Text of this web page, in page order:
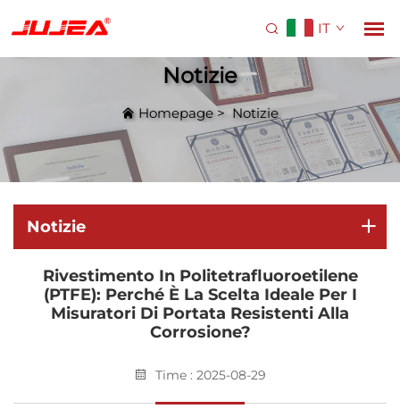
IT
Notizie
Homepage> Notizie
Notizie
Rivestimento In Politetrafluoroetilene
(PTFE): Perché È La Scelta Ideale Per I
Misuratori Di Portata Resistenti Alla
Corrosione?
Time : 2025-08-29